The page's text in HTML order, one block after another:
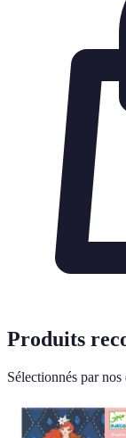
Produits
Sélectionnés par nos